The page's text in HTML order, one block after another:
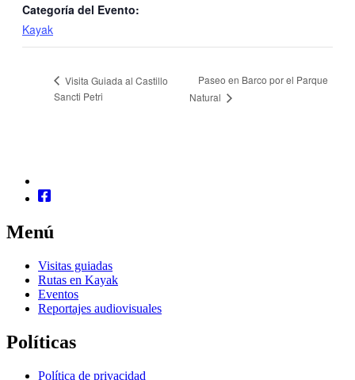
Categoría del Evento:
Kayak
Visita Guiada al Castillo
Sancti Petri
Paseo en Barco por el Parque
Natural
Menú
Visitas guiadas
Rutas en Kayak
Eventos
Reportajes audiovisuales
Políticas
Política de privacidad